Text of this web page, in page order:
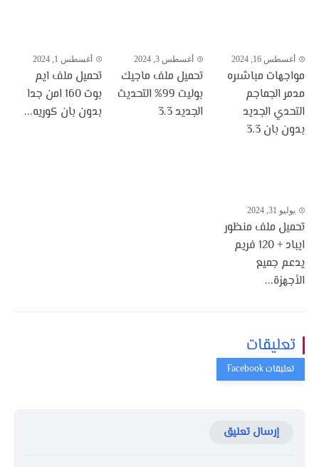
أغسطس 16, 2024
مواجهات مباشىره
مدمر الجماجم
التحدي الجديد
بدون بان 3.3
أغسطس 3, 2024
تحميل ملف ماجيك
بوليت 99% التحديث
الجديد 3.3
أغسطس 1, 2024
تحميل ملف ايم
بوت 160 امن جدا
بدون بان كوريه...
يوليو 31, 2024
تحميل ملف منظور
ايباد + 120 فريم
يدعم جميع
الأجهزة...
تعليقات
إرسال تعليق